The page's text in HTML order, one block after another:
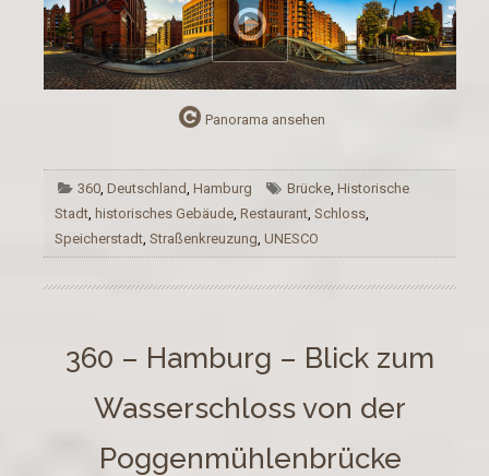
Panorama ansehen
360 ,Deutschland ,Hamburg Brücke, Historische
Stadt historisches Gebäude Restaurant Schloss
Speicherstadt Straßenkreuzung UNESCO
360 – Hamburg – Blick zum
Wasserschloss von der
Poggenmühlenbrücke